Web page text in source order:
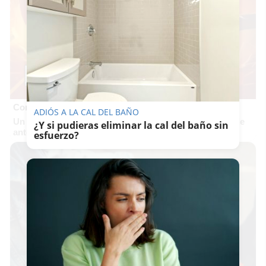
Corepunk MMORPG
Un verdadero MMORPG de la vieja escuela ¡Cómo los de
antes, pero mejor!
ADIÓS A LA CAL DEL BAÑO
¿Y si pudieras eliminar la cal del baño sin
esfuerzo?